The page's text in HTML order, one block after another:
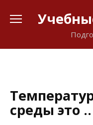
среды это ..